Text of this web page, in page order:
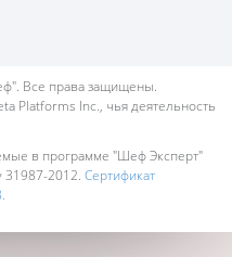
Все права защищены.
Platforms Inc., чья деятельность
в программе "Шеф Эксперт"
31987-2012. Сертификат